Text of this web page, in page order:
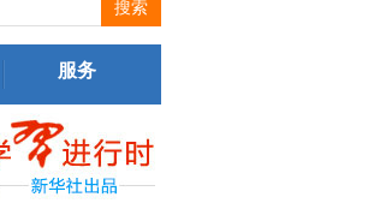
关于进一步规范我州旅游市场价格行为
服务